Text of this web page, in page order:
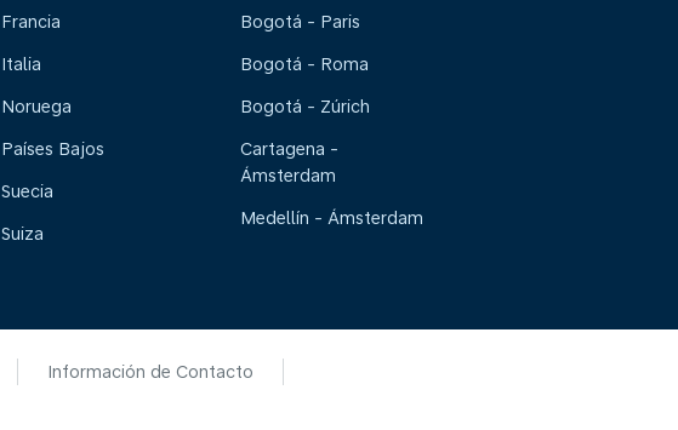
Francia
Italia
Noruega
Países Bajos
Suecia
Suiza
Bogotá - Paris
Bogotá - Roma
Bogotá - Zúrich
Cartagena -
Ámsterdam
Medellín - Ámsterdam
Información de Contacto